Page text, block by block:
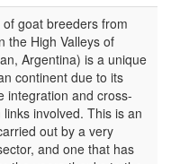
goat breeders from
the High Valleys of
Argentina) is a unique
continent due to its
integration and cross-
involved. This is an
out by a very
and one that has